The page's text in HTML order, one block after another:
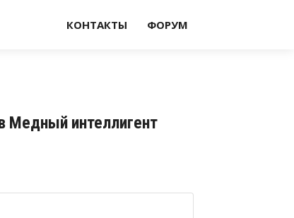
КОНТАКТЫ ФОРУМ
Медный интеллигент